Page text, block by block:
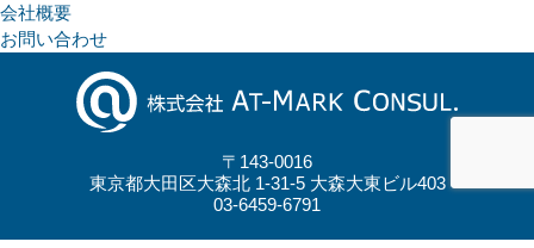
会社概要
お問い合わせ
〒143-0016
東京都大田区大森北 1-31-5 大森大東ビル403
03-6459-6791